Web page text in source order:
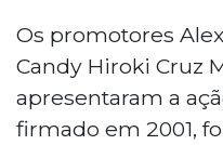
Os promotores
Candy Hiroki Cruz
apresentaram a
firmado em 2001,